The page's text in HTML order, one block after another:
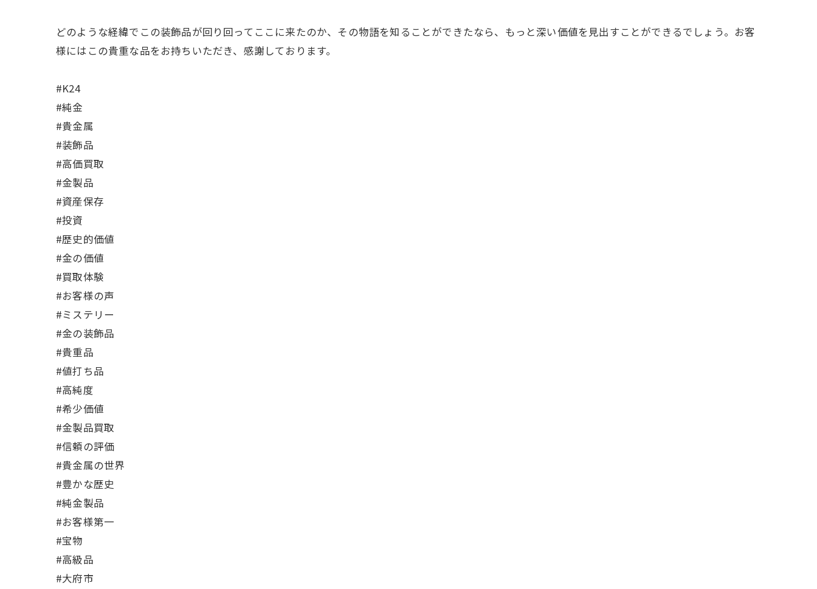
どのような経緯でこの装飾品が回り回ってここに来たのか、その物語を知ることができたなら、もっと深い価値を見出すことができるでしょう。お客
様にはこの貴重な品をお持ちいただき、感謝しております。
#K24
#純金
#貴金属
#装飾品
#高価買取
#金製品
#資産保存
#投資
#歴史的価値
#金の価値
#買取体験
#お客様の声
#ミステリー
#金の装飾品
#貴重品
#値打ち品
#高純度
#希少価値
#金製品買取
#信頼の評価
#貴金属の世界
#豊かな歴史
#純金製品
#お客様第一
#宝物
#高級品
#大府市